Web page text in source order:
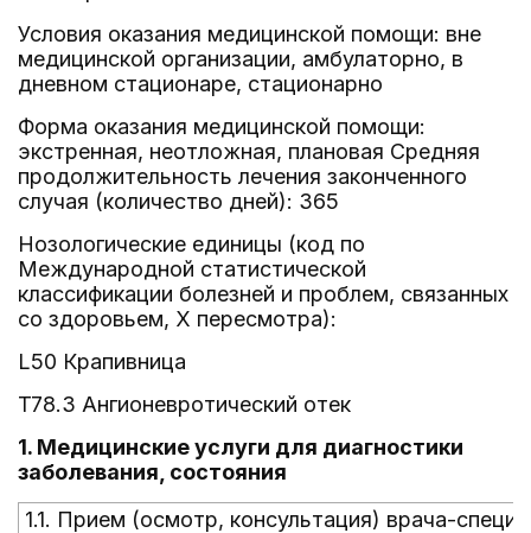
Условия оказания медицинской помощи: вне
медицинской организации, амбулаторно, в
дневном стационаре, стационарно
Форма оказания медицинской помощи:
экстренная, неотложная, плановая Средняя
продолжительность лечения законченного
случая (количество дней): 365
Нозологические единицы (код по
Международной статистической
классификации болезней и проблем, связанных
со здоровьем, X пересмотра):
L50 Крапивница
T78.3 Ангионевротический отек
1. Медицинские услуги для диагностики
заболевания, состояния
1.1. Прием (осмотр, консультация) врача-